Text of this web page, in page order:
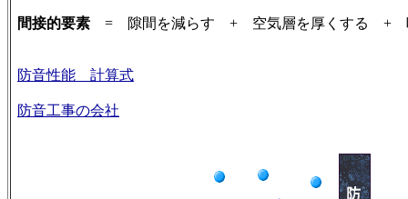
間接的要素 = 隙間を減らす + 空気層を厚くする +
防音性能 計算式
防音工事の会社